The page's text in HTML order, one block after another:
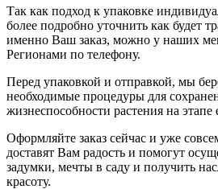
Так как подход к упаковке
более подробно уточнить как будет
именно Ваш заказ, можно у наших
Регионами по телефону.
Перед упаковкой и отправкой, мы
необходимые процедуры для
жизнеспособности растения на
Оформляйте заказ сейчас и уже
доставят Вам радость и помогут
задумки, мечты в саду и получить
красоту.